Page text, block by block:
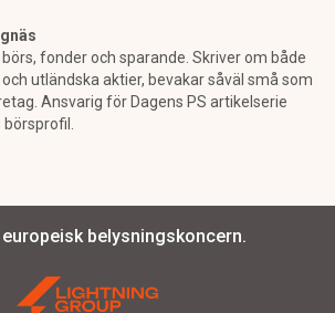
börs, fonder och sparande. Skriver om både
utländska aktier, bevakar såväl små som
Ansvarig för Dagens PS artikelserie
belysningskoncern.